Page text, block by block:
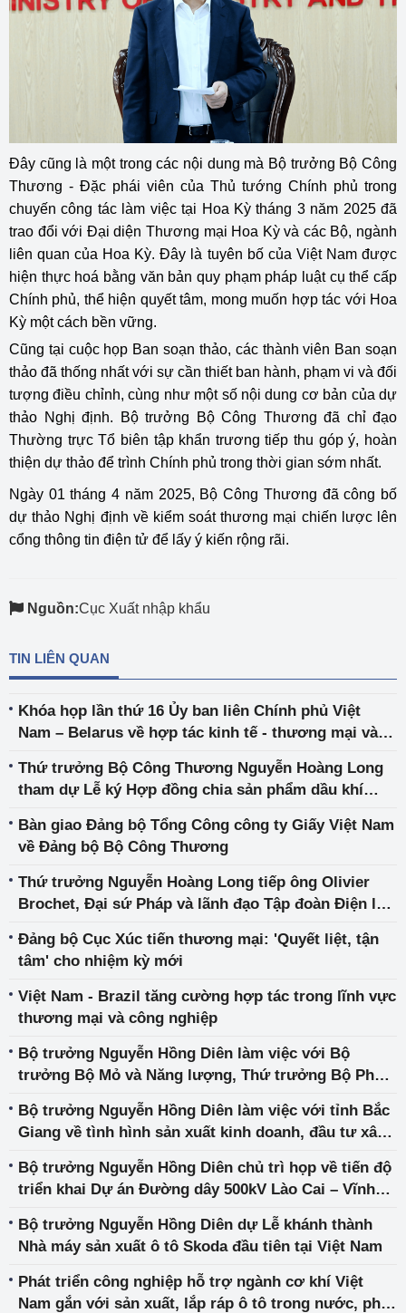
Đây cũng là một trong các nội dung mà Bộ trưởng Bộ Công
Thương - Đặc phái viên của Thủ tướng Chính phủ trong
chuyến công tác làm việc tại Hoa Kỳ tháng 3 năm 2025 đã
trao đổi với Đại diện Thương mại Hoa Kỳ và các Bộ, ngành
liên quan của Hoa Kỳ. Đây là tuyên bố của Việt Nam được
hiện thực hoá bằng văn bản quy phạm pháp luật cụ thể cấp
Chính phủ, thể hiện quyết tâm, mong muốn hợp tác với Hoa
Kỳ một cách bền vững.
Cũng tại cuộc họp Ban soạn thảo, các thành viên Ban soạn
thảo đã thống nhất với sự cần thiết ban hành, phạm vi và đối
tượng điều chỉnh, cùng như một số nội dung cơ bản của dự
thảo Nghị định. Bộ trưởng Bộ Công Thương đã chỉ đạo
Thường trực Tổ biên tập khẩn trương tiếp thu góp ý, hoàn
thiện dự thảo để trình Chính phủ trong thời gian sớm nhất.
Ngày 01 tháng 4 năm 2025, Bộ Công Thương đã công bố
dự thảo Nghị định về kiểm soát thương mại chiến lược lên
cổng thông tin điện tử để lấy ý kiến rộng rãi.
Nguồn:Cục Xuất nhập khẩu
TIN LIÊN QUAN
Khóa họp lần thứ 16 Ủy ban liên Chính phủ Việt
Nam – Belarus về hợp tác kinh tế - thương mại và
Thứ trưởng Bộ Công Thương Nguyễn Hoàng Long
tham dự Lễ ký Hợp đồng chia sản phẩm dầu khí
Bàn giao Đảng bộ Tổng Công công ty Giấy Việt Nam
về Đảng bộ Bộ Công Thương
Thứ trưởng Nguyễn Hoàng Long tiếp ông Olivier
Brochet, Đại sứ Pháp và lãnh đạo Tập đoàn Điện lực
Đảng bộ Cục Xúc tiến thương mại: 'Quyết liệt, tận
tâm' cho nhiệm kỳ mới
Việt Nam - Brazil tăng cường hợp tác trong lĩnh vực
thương mại và công nghiệp
Bộ trưởng Nguyễn Hồng Diên làm việc với Bộ
trưởng Bộ Mỏ và Năng lượng, Thứ trưởng Bộ Phát
Bộ trưởng Nguyễn Hồng Diên làm việc với tỉnh Bắc
Giang về tình hình sản xuất kinh doanh, đầu tư xây
Bộ trưởng Nguyễn Hồng Diên chủ trì họp về tiến độ
triển khai Dự án Đường dây 500kV Lào Cai – Vĩnh
Bộ trưởng Nguyễn Hồng Diên dự Lễ khánh thành
Nhà máy sản xuất ô tô Skoda đầu tiên tại Việt Nam
Phát triển công nghiệp hỗ trợ ngành cơ khí Việt
Nam gắn với sản xuất, lắp ráp ô tô trong nước, phát